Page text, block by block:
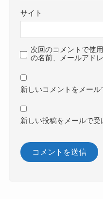
サイト
次回のコメントで使
の名前、メールアド
新しいコメントをメール
新しい投稿をメールで受